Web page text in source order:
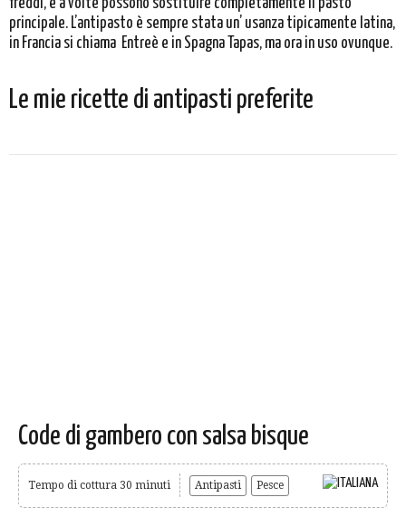
freddi, e a volte possono sostituire completamente il pasto
principale. L’antipasto è sempre stata un’ usanza tipicamente latina,
in Francia si chiama Entreè e in Spagna Tapas, ma ora in uso ovunque.
Le mie ricette di antipasti preferite
Code di gambero con salsa bisque
Tempo di cottura 30 minuti Antipasti Pesce